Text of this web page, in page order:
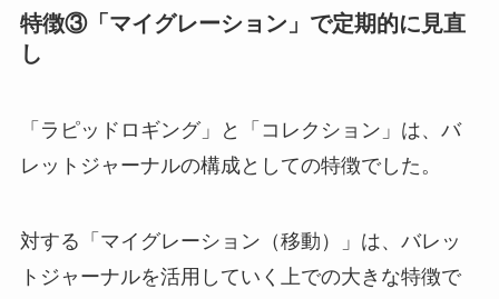
特徴③「マイグレーション」で定期的に見直
し
「ラピッドロギング」と「コレクション」は、バ
レットジャーナルの構成としての特徴でした。
対する「マイグレーション（移動）」は、バレッ
トジャーナルを活用していく上での大きな特徴で